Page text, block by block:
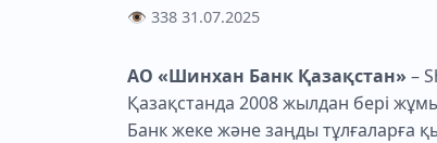
👁 338 31.07.2025
АО «Шинхан Банк Қазақстан» –
Қазақстанда 2008 жылдан бері
Банк жеке және заңды тұлғаларға